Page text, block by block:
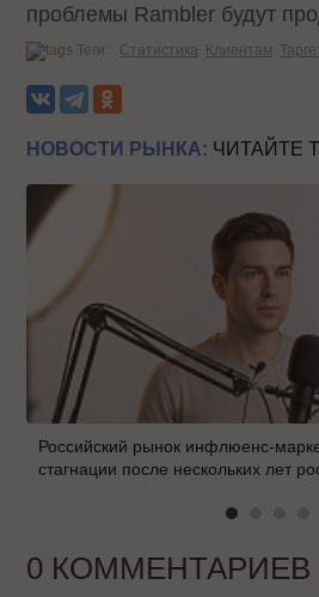
проблемы Rambler будут
Теги: Статистика Клиентам
НОВОСТИ РЫНКА: ЧИТАЙТЕ
Российский рынок инфлюенс-
стагнации после нескольких лет
0 КОММЕНТАРИЕВ